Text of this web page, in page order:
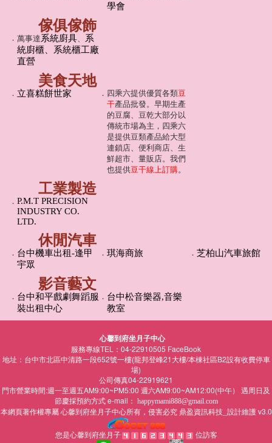
學會
傢俱傢飾
． 萬事達系統廚具
系
統廚櫃、系統櫃工廠
直營
美食天地
． 立喜糕餅世家 ． 四乘六提供優質各類豆
干產品批發。早期生產
的豆腐、豆乾大部分以
傳統市場為主，四乘六
是提供豆類產品給大型
連鎖店、便利商店、生
鮮超市、量販店。我們
也提供豆干線上訂購。
工業製造
． P.M.T PRECISION
INDUSTRY CO.
LTD.
休閒汽車
． 台中機車出租-逢甲
宇眾
． 琪海商旅 ． 芝柏山汽車旅館
影音藝文
． 台中和平戲劇舞蹈服
裝出租中心
． 台中松音樂器,音樂
教室
心馨到府坐月子中心
服務專線TEL：04-22910505 FaceBook
地址：台中市北區中清路一段652號一樓(龍邦登峰21大樓/本棟社區B2設有收費停車
場)
公司傳真04-22919621
門市營業時間:週一至週五AM9:00~PM5:00 週六AM9:00~AM12:00(中午） 遇周日及
節慶採預約方式 e-mail： happymami888@gmail.com
本網頁著作權專屬心馨到府坐月子中心所有，侵害必究 鼎盈資訊科技_設計維護 v3.0
您是心馨到府坐月子 位訪客